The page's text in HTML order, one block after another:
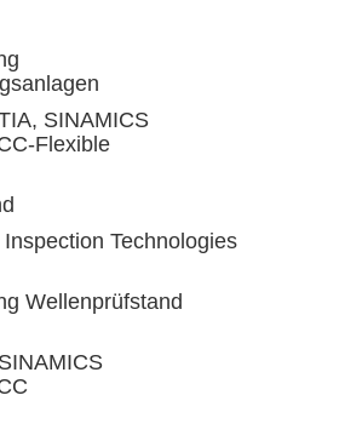
SINAMICS
Flexible
Technologies
Wellenprüfstand